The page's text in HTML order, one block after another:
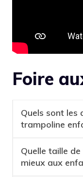
Foire
Quels sont les
trampoline
Quelle taille
mieux aux